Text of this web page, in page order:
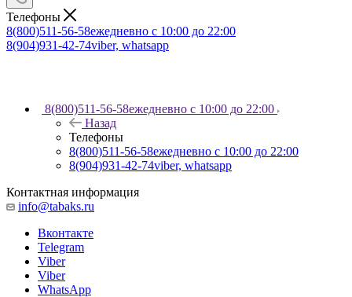
Телефоны
8(800)511-56-58ежедневно с 10:00 до 22:00
8(904)931-42-74viber, whatsapp
8(800)511-56-58ежедневно с 10:00 до 22:00
Назад
Телефоны
8(800)511-56-58ежедневно с 10:00 до 22:00
8(904)931-42-74viber, whatsapp
Контактная информация
info@tabaks.ru
Вконтакте
Telegram
Viber
Viber
WhatsApp